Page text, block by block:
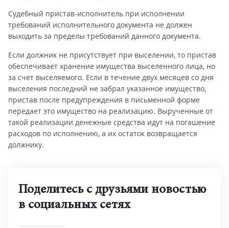
Судебный пристав-исполнитель при исполнении
требований исполнительного документа не должен
выходить за пределы требований данного документа.
Если должник не присутствует при выселении, то пристав
обеспечивает хранение имущества выселенного лица, но
за счет выселяемого. Если в течение двух месяцев со дня
выселения последний не забрал указанное имущество,
пристав после предупреждения в письменной форме
передает это имущество на реализацию. Вырученные от
такой реализации денежные средства идут на погашение
расходов по исполнению, а их остаток возвращается
должнику.
Поделитесь с друзьями новостью
в социальных сетях